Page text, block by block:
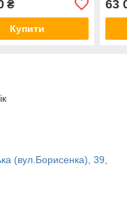
₴
Купити
63
(вул.Борисенка), 39,